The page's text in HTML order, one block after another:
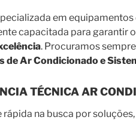
em
capacitada para garantir
. Procuramos
de Ar Condicionado e
TÉCNICA AR
na busca por